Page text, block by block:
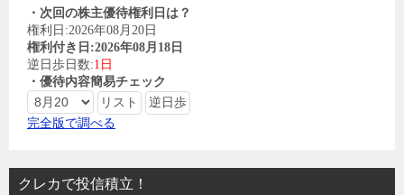
・次回の株主優待権利日は？
権利日:2026年08月20日
権利付き日:2026年08月18日
逆日歩日数:1日
・優待内容簡易チェック
完全版で調べる
クレカで投信積立！